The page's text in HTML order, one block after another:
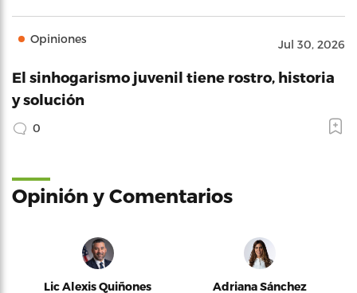
Opiniones Jul 30, 2026
El sinhogarismo juvenil tiene rostro, historia
y solución
0
Opinión y Comentarios
Lic Alexis Quiñones Adriana Sánchez